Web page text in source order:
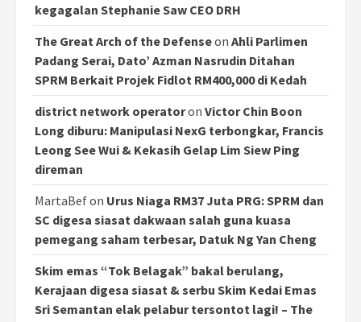
kegagalan Stephanie Saw CEO DRH
The Great Arch of the Defenseon Ahli Parlimen
Padang Serai, Dato’ Azman Nasrudin Ditahan
SPRM Berkait Projek Fidlot RM400,000 di Kedah
district network operatoron Victor Chin Boon
Long diburu: Manipulasi NexG terbongkar, Francis
Leong See Wui & Kekasih Gelap Lim Siew Ping
direman
MartaBefon Urus Niaga RM37 Juta PRG: SPRM dan
SC digesa siasat dakwaan salah guna kuasa
pemegang saham terbesar, Datuk Ng Yan Cheng
Skim emas “Tok Belagak” bakal berulang,
Kerajaan digesa siasat & serbu Skim Kedai Emas
Sri Semantan elak pelabur tersontot lagi! – The